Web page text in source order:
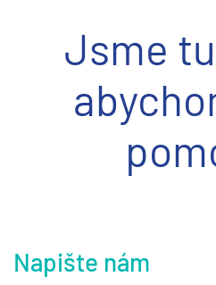
Jsme
Napište nám